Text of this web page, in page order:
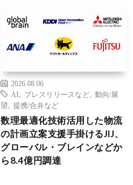
2026.08.06
AI
プレスリリースなど
動向/展
望
提携/合弁など
数理最適化技術活用した物流
の計画立案支援手掛けるJIJ、
グローバル・ブレインなどか
ら8.4億円調達